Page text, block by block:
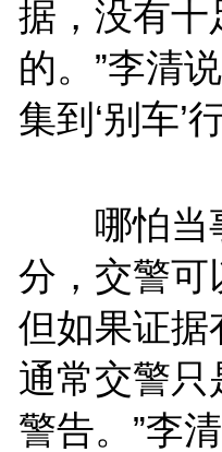
据，没有十
的。”李清
集到‘别车’
哪怕当事
分，交警可
但如果证据
通常交警只
警告。”李清